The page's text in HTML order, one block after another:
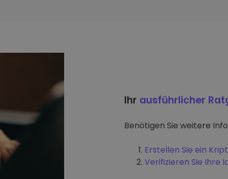
Ihr ausführlicher
Benötigen Sie weitere
Erstellen Sie ein
Verifizieren Sie Ihre